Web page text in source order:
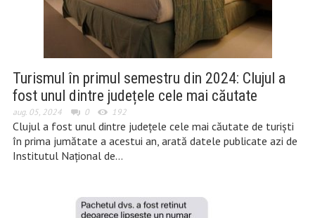
Turismul în primul semestru din 2024: Clujul a
fost unul dintre județele cele mai căutate
aug. 05, 2024 0 192
Clujul a fost unul dintre județele cele mai căutate de turiști
în prima jumătate a acestui an, arată datele publicate azi de
Institutul Național de…